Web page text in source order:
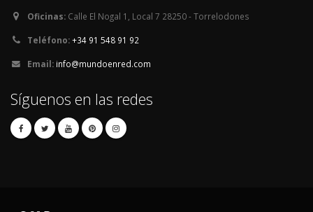
Oficinas: Calle El Nogal 1, Local 7 28250 - Torrelodones
Teléfono:+34 91 548 91 92
Email: info@mundoenred.com
Síguenos en las redes